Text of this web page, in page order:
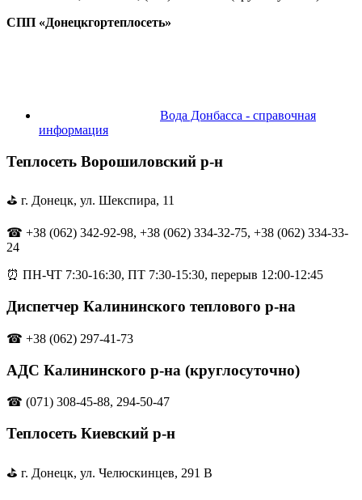
СПП «Донецкгортеплосеть»
Вода Донбасса - справочная
информация
Теплосеть Ворошиловский р-н
⛳ г. Донецк, ул. Шекспира, 11
☎ +38 (062) 342-92-98, +38 (062) 334-32-75, +38 (062) 334-33-
24
⏰ ПН-ЧТ 7:30-16:30, ПТ 7:30-15:30, перерыв 12:00-12:45
Диспетчер Калининского теплового р-на
☎ +38 (062) 297-41-73
АДС Калининского р-на (круглосуточно)
☎ (071) 308-45-88, 294-50-47
Теплосеть Киевский р-н
⛳ г. Донецк, ул. Челюскинцев, 291 В